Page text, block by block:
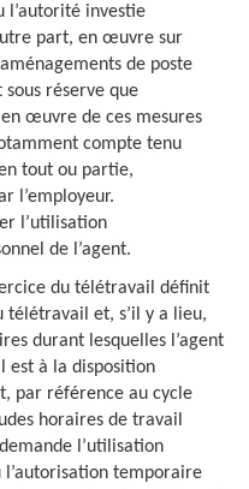
l’autorité investie
part, en œuvre sur
de poste
sous réserve que
œuvre de ces mesures
compte tenu
tout ou partie,
l’employeur.
l’utilisation
de l’agent.
du télétravail définit
et, s’il y a lieu,
durant lesquelles l’agent
est à la disposition
par référence au cycle
horaires de travail
l’utilisation
temporaire